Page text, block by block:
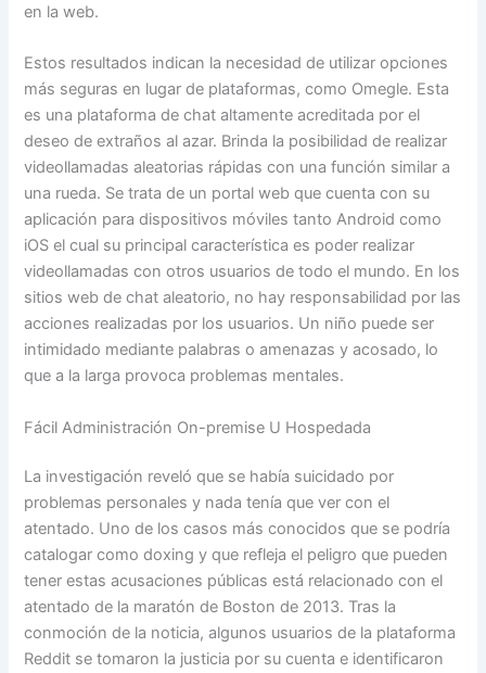
en la web.
Estos resultados indican la necesidad de utilizar opciones
más seguras en lugar de plataformas, como Omegle. Esta
es una plataforma de chat altamente acreditada por el
deseo de extraños al azar. Brinda la posibilidad de realizar
videollamadas aleatorias rápidas con una función similar a
una rueda. Se trata de un portal web que cuenta con su
aplicación para dispositivos móviles tanto Android como
iOS el cual su principal característica es poder realizar
videollamadas con otros usuarios de todo el mundo. En los
sitios web de chat aleatorio, no hay responsabilidad por las
acciones realizadas por los usuarios. Un niño puede ser
intimidado mediante palabras o amenazas y acosado, lo
que a la larga provoca problemas mentales.
Fácil Administración On-premise U Hospedada
La investigación reveló que se había suicidado por
problemas personales y nada tenía que ver con el
atentado. Uno de los casos más conocidos que se podría
catalogar como doxing y que refleja el peligro que pueden
tener estas acusaciones públicas está relacionado con el
atentado de la maratón de Boston de 2013. Tras la
conmoción de la noticia, algunos usuarios de la plataforma
Reddit se tomaron la justicia por su cuenta e identificaron